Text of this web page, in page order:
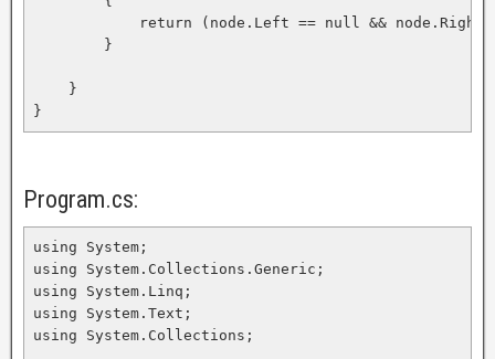
return (node.Left == null && node.Right
        }
    }
}
Program.cs:
using System;
using System.Collections.Generic;
using System.Linq;
using System.Text;
using System.Collections;